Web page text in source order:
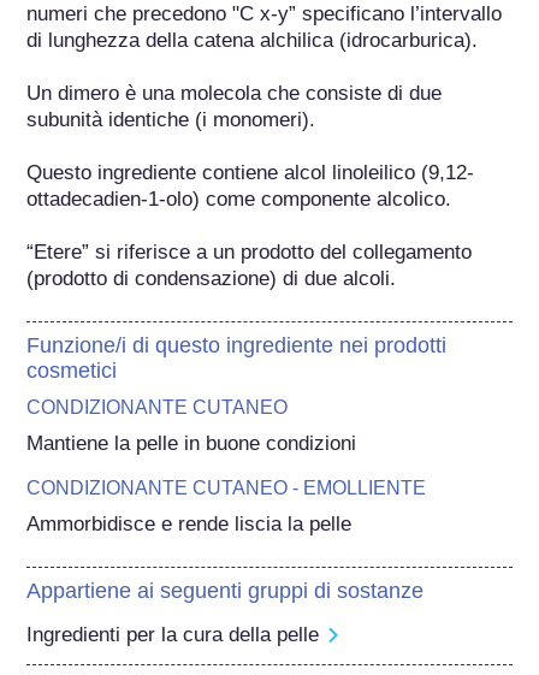
numeri che precedono "C x-y” specificano l’intervallo
di lunghezza della catena alchilica (idrocarburica).
Un dimero è una molecola che consiste di due
subunità identiche (i monomeri).
Questo ingrediente contiene alcol linoleilico (9,12-
ottadecadien-1-olo) come componente alcolico.
“Etere” si riferisce a un prodotto del collegamento
(prodotto di condensazione) di due alcoli.
Funzione/i di questo ingrediente nei prodotti
cosmetici
CONDIZIONANTE CUTANEO
Mantiene la pelle in buone condizioni
CONDIZIONANTE CUTANEO - EMOLLIENTE
Ammorbidisce e rende liscia la pelle
Appartiene ai seguenti gruppi di sostanze
Ingredienti per la cura della pelle